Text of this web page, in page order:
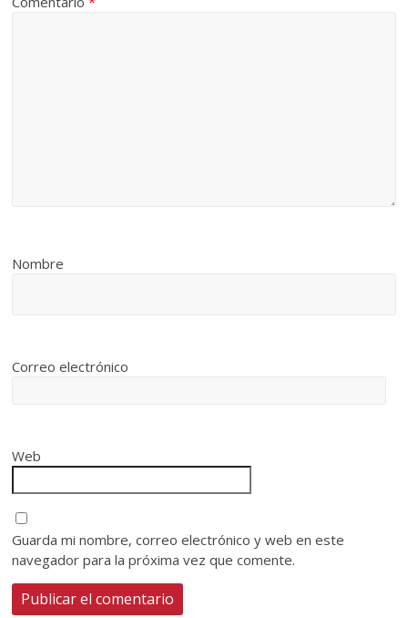
Nombre
Correo electrónico
Web
Guarda mi nombre, correo electrónico y web en este
navegador para la próxima vez que comente.